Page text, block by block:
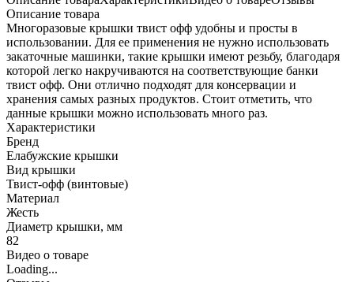
Описание товара
Многоразовые крышки твист офф удобны и просты в
использовании. Для ее применения не нужно использовать
закаточные машинки, такие крышки имеют резьбу, благодаря
которой легко накручиваются на соответствующие банки
твист офф. Они отлично подходят для консервации и
хранения самых разных продуктов. Стоит отметить, что
данные крышки можно использовать много раз.
Характеристики
Бренд
Елабужские крышки
Вид крышки
Твист-офф (винтовые)
Материал
Жесть
Диаметр крышки, мм
82
Видео о товаре
Loading...